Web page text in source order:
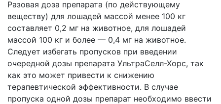
Разовая доза препарата (по действующему
веществу) для лошадей массой менее 100 кг
составляет 0,2 мг на животное, для лошадей
массой 100 кг и более — 0,4 мг на животное.
Следует избегать пропусков при введении
очередной дозы препарата УльтраСелл-Хорс, так
как это может привести к снижению
терапевтической эффективности. В случае
пропуска одной дозы препарат необходимо ввести